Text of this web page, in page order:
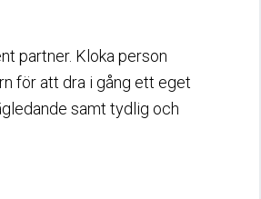
partner. Kloka person
för att dra i gång ett eget
samt tydlig och